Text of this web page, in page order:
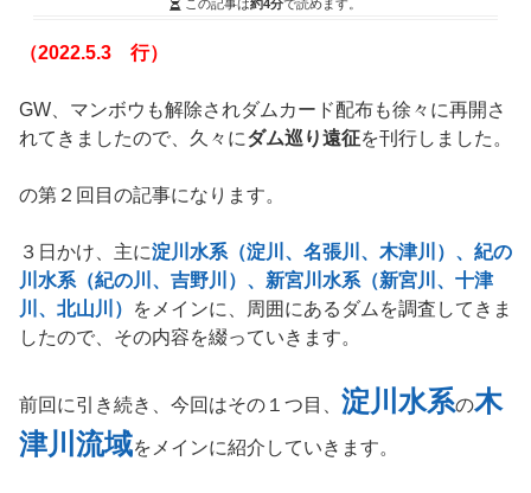
この記事は約4分で読めます。
（2022.5.3 行）
GW、マンボウも解除されダムカード配布も徐々に再開さ
れてきましたので、久々にダム巡り遠征を刊行しました。
の第２回目の記事になります。
３日かけ、主に淀川水系（淀川、名張川、木津川）、紀の
川水系（紀の川、吉野川）、新宮川水系（新宮川、十津
川、北山川）
をメインに、周囲にあるダムを調査してきま
したので、その内容を綴っていきます。
前回に引き続き、今回はその１つ目、 淀川水系の木
津川流域をメインに紹介していきます。